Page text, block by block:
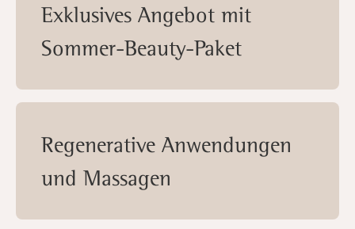
Exklusives Angebot mit
Sommer-Beauty-Paket
Regenerative Anwendungen
und Massagen